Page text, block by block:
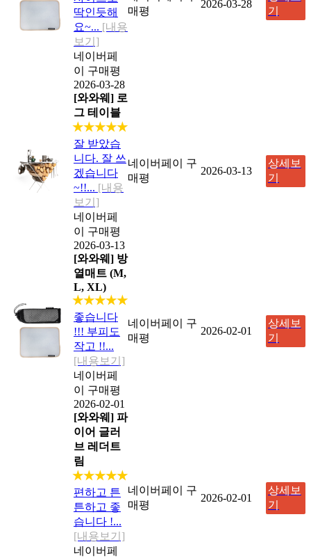
딱인듯해
요~... [내용
보기]
네이버페
이 구매평
2026-03-28
매평
2026-03-28
기
[와와웨] 로
그 테이블
★★★★★
잘 받았습
니다. 잘 쓰
겠습니다
~!!... [내용
보기]
네이버페
이 구매평
2026-03-13
네이버페이 구
매평
2026-03-13
상세보
기
[와와웨] 방
열매트 (M,
L, XL)
★★★★★
좋습니다
!!! 부피도
작고 !!...
[내용보기]
네이버페
이 구매평
2026-02-01
네이버페이 구
매평
2026-02-01
상세보
기
[와와웨] 파
이어 글러
브 레더트
림
★★★★★
편하고 튼
튼하고 좋
습니다 !...
[내용보기]
네이버페
네이버페이 구
매평
2026-02-01
상세보
기